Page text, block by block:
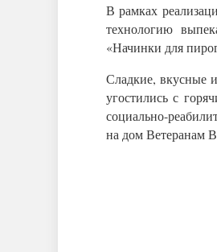
В рамках
технологию
«Начинки для
Сладкие, вкусные
угостились с
социально-
на дом Ветеранам